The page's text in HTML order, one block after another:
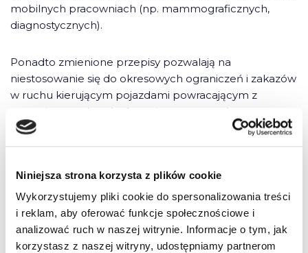
Niniejsza strona korzysta z plików cookie
Wykorzystujemy pliki cookie do spersonalizowania treści
i reklam, aby oferować funkcje społecznościowe i
analizować ruch w naszej witrynie. Informacje o tym, jak
korzystasz z naszej witryny, udostępniamy partnerom
mobilnych pracowniach (np. mammograficznych,
diagnostycznych).
Ponadto zmienione przepisy pozwalają na
niestosowanie się do okresowych ograniczeń i zakazów
w ruchu kierującym pojazdami powracającym z
zagranicy w celu zakończenia przewozu drogowego
lub do odbiorcy przewożonego ładunku, mających
siedzibę na terytorium Rzeczypospolitej Polskiej.
mur
3 komentarze do “Zmiany dot.